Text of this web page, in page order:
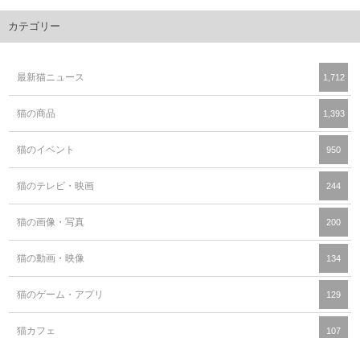
カテゴリー
最新猫ニュース 1,712
猫の商品 1,393
猫のイベント 950
猫のテレビ・映画 244
猫の画像・写真 200
猫の動画・映像 134
猫のゲーム・アプリ 129
猫カフェ 107